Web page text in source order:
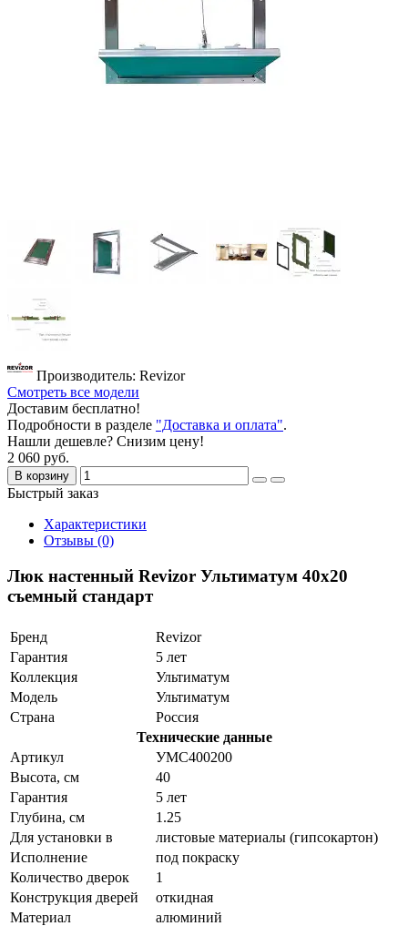
Производитель: Revizor
Смотреть все модели
Доставим бесплатно!
Подробности в разделе "Доставка и оплата".
Нашли дешевле? Снизим цену!
2 060 руб.
В корзину
Быстрый заказ
Характеристики
Отзывы (0)
Люк настенный Revizor Ультиматум 40x20
съемный стандарт
Бренд
Revizor
Гарантия
5 лет
Коллекция
Ультиматум
Модель
Ультиматум
Страна
Россия
Технические данные
Артикул
УМС400200
Высота, см
40
Гарантия
5 лет
Глубина, см
1.25
Для установки в
листовые материалы (гипсокартон)
Исполнение
под покраску
Количество дверок
1
Конструкция дверей
откидная
Материал
алюминий